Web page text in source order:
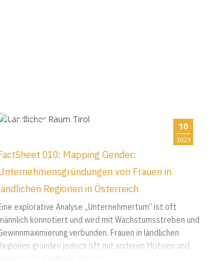
10
2023
010: Mapping Gender:
von Frauen in
Regionen in Österreich
explorative Analyse „Unternehmertum“ ist oft
konnotiert und wird mit Wachstumsstreben und
verbunden. Frauen in ländlichen
gründen jedoch oft mit anderen Motiven und